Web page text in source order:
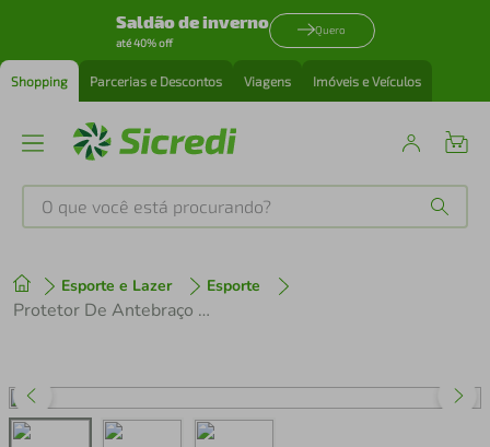
Saldão de inverno
até 40% off
Quero
Shopping Parcerias e Descontos Viagens Imóveis e Veículos
O que você está procurando?
Esporte e Lazer Esporte
Protetor De Antebraço Slide Branco M Proteção Impacto Resistência Uso Esportivo N1 Sport
1º tenis
perfume